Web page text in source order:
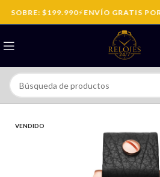
SOBRE: $199.990⚡ENVÍO GRATIS POR
VENDIDO